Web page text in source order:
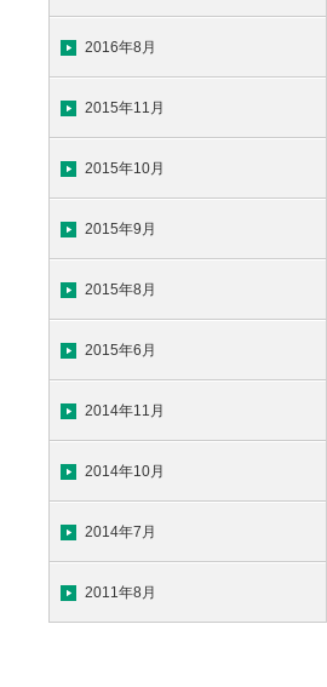
2016年8月
2015年11月
2015年10月
2015年9月
2015年8月
2015年6月
2014年11月
2014年10月
2014年7月
2011年8月